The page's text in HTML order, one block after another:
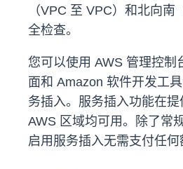
（VPC 至 VPC）和北向
全检查。
您可以使用 AWS 管理控制
面和 Amazon 软件开发工
务插入。服务插入功能在
AWS 区域均可用。除了常
启用服务插入无需支付任何